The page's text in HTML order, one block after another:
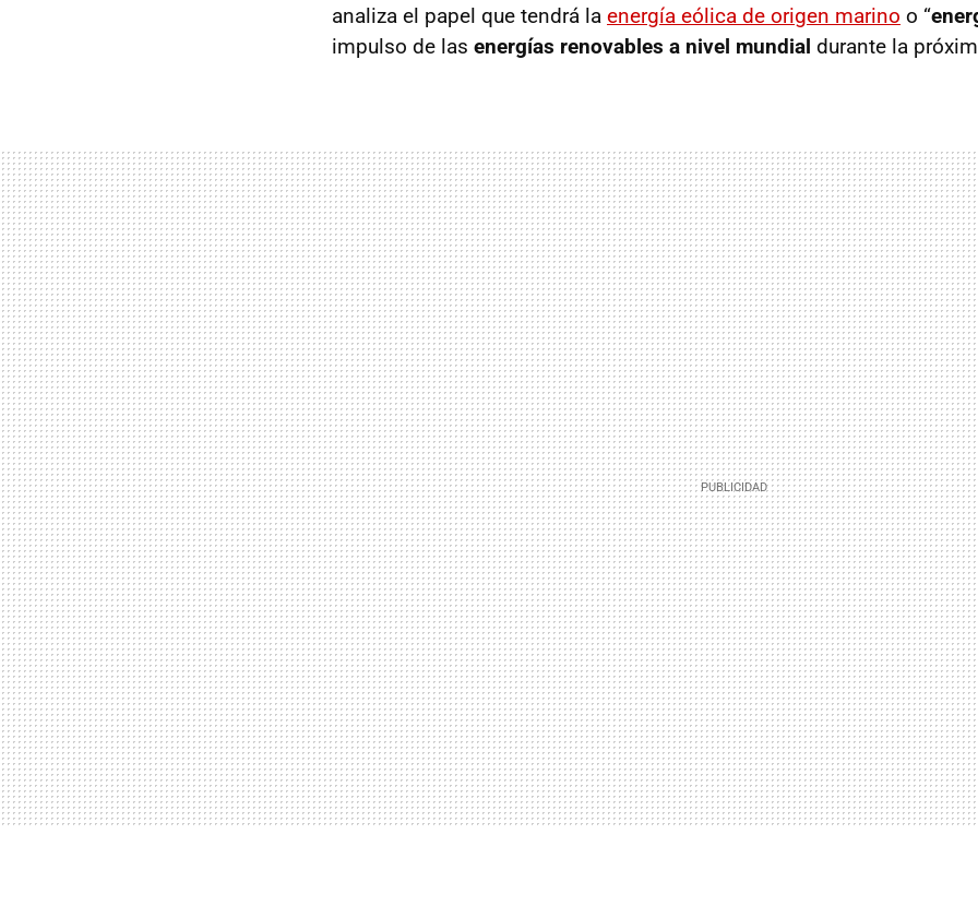
analiza el papel que tendrá la energía eólica de origen marino o “
impulso de las energías renovables a nivel mundial durante la